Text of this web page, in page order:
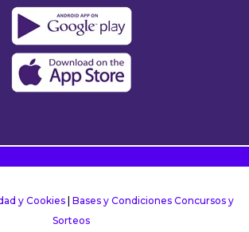
y Cookies| Bases y Condiciones Concursos y
Sorteos